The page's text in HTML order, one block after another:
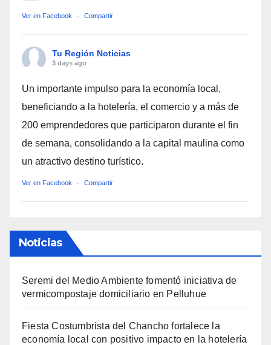
Ver en Facebook · Compartir
Tu Región Noticias
3 days ago
Un importante impulso para la economía local,
beneficiando a la hotelería, el comercio y a más de
200 emprendedores que participaron durante el fin
de semana, consolidando a la capital maulina como
un atractivo destino turístico.
Ver en Facebook · Compartir
Noticias
Seremi del Medio Ambiente fomentó iniciativa de
vermicompostaje domiciliario en Pelluhue
Fiesta Costumbrista del Chancho fortalece la
economía local con positivo impacto en la hotelería